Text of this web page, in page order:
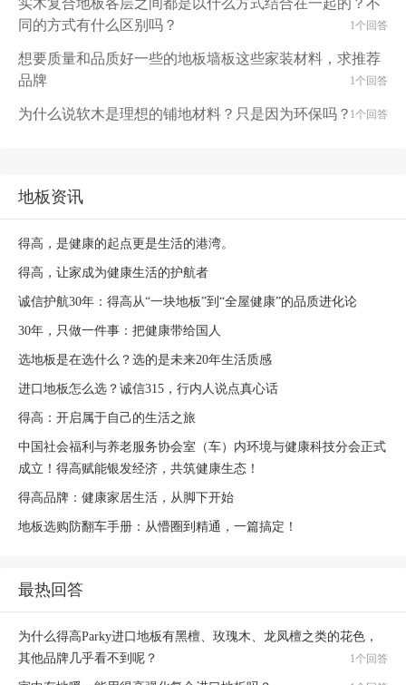
实木复合地板各层之间都是以什么方式结合在一起的？不
同的方式有什么区别吗？
1个回答
想要质量和品质好一些的地板墙板这些家装材料，求推荐
品牌
1个回答
为什么说软木是理想的铺地材料？只是因为环保吗？1个回答
地板资讯
得高，是健康的起点更是生活的港湾。
得高，让家成为健康生活的护航者
诚信护航30年：得高从“一块地板”到“全屋健康”的品质进化论
30年，只做一件事：把健康带给国人
选地板是在选什么？选的是未来20年生活质感
进口地板怎么选？诚信315，行内人说点真心话
得高：开启属于自己的生活之旅
中国社会福利与养老服务协会室（车）内环境与健康科技分会正式
成立！得高赋能银发经济，共筑健康生态！
得高品牌：健康家居生活，从脚下开始
地板选购防翻车手册：从懵圈到精通，一篇搞定！
最热回答
为什么得高Parky进口地板有黑檀、玫瑰木、龙凤檀之类的花色，
其他品牌几乎看不到呢？
1个回答